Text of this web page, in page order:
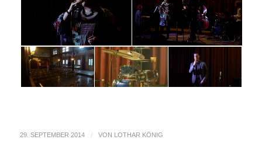
29. SEPTEMBER 2014 / VON LOTHAR KÖNIG